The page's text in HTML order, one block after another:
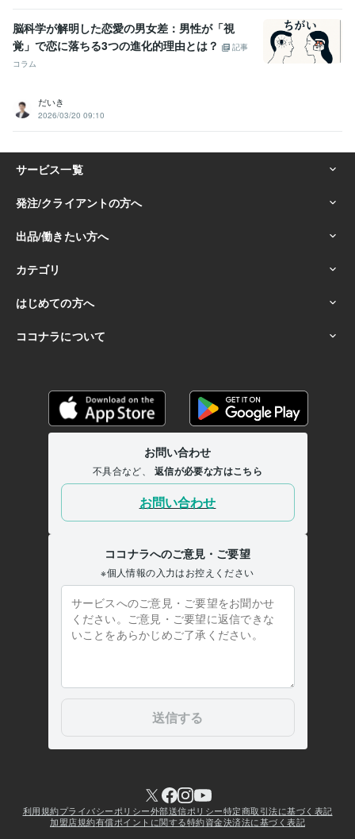
脳科学が解明した恋愛の男女差：男性が「視
覚」で恋に落ちる3つの進化的理由とは？
記事
コラム
だいき
2026/03/20 09:10